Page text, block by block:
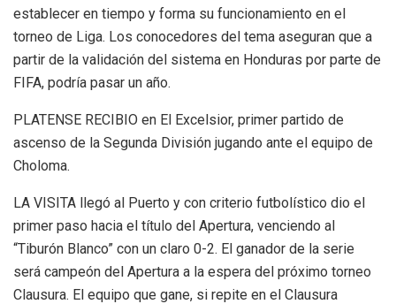
establecer en tiempo y forma su funcionamiento en el
torneo de Liga. Los conocedores del tema aseguran que a
partir de la validación del sistema en Honduras por parte de
FIFA, podría pasar un año.
PLATENSE RECIBIO en El Excelsior, primer partido de
ascenso de la Segunda División jugando ante el equipo de
Choloma.
LA VISITA llegó al Puerto y con criterio futbolístico dio el
primer paso hacia el título del Apertura, venciendo al
“Tiburón Blanco” con un claro 0-2. El ganador de la serie
será campeón del Apertura a la espera del próximo torneo
Clausura. El equipo que gane, si repite en el Clausura